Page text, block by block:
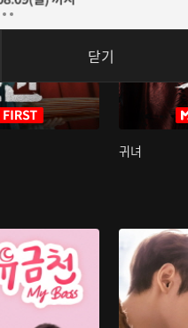
귀녀
닫기